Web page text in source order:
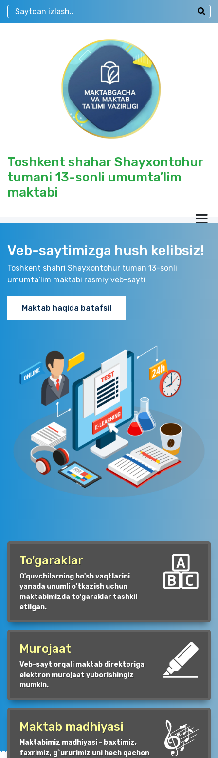
Toshkent shahar Shayxontohur
tumani 13-sonli umumta’lim
maktabi
Veb-saytimizga hush kelibsiz!
Toshkent shahri Shayxontohur tuman 13-sonli
umumta‘lim maktabi rasmiy veb-sayti
Maktab haqida batafsil
To'garaklar
O'quvchilarning bo'sh vaqtlarini
yanada unumli o'tkazish uchun
maktabimizda to'garaklar tashkil
etilgan.
Murojaat
Veb-sayt orqali maktab direktoriga
elektron murojaat yuborishingiz
mumkin.
Maktab madhiyasi
Maktabimiz madhiyasi - baxtimiz,
faxrimiz, g`ururimiz uni hech qachon